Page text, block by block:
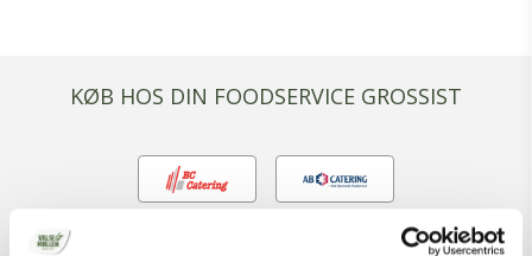
KØB HOS DIN FOODSERVICE GROSSIST